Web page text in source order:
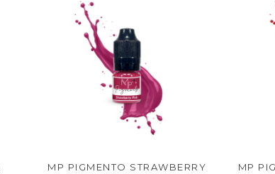
MP PIGMENTO STRAWBERRY
MP